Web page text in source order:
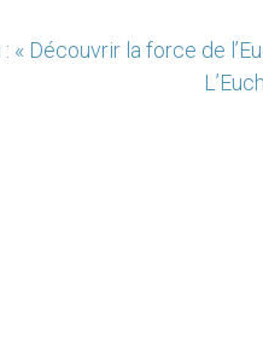
« Découvrir la force de